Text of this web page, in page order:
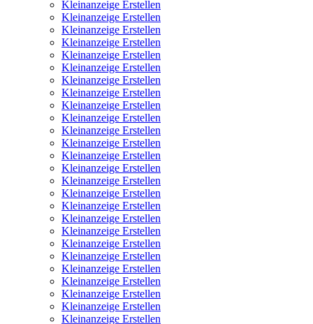
Kleinanzeige Erstellen
Kleinanzeige Erstellen
Kleinanzeige Erstellen
Kleinanzeige Erstellen
Kleinanzeige Erstellen
Kleinanzeige Erstellen
Kleinanzeige Erstellen
Kleinanzeige Erstellen
Kleinanzeige Erstellen
Kleinanzeige Erstellen
Kleinanzeige Erstellen
Kleinanzeige Erstellen
Kleinanzeige Erstellen
Kleinanzeige Erstellen
Kleinanzeige Erstellen
Kleinanzeige Erstellen
Kleinanzeige Erstellen
Kleinanzeige Erstellen
Kleinanzeige Erstellen
Kleinanzeige Erstellen
Kleinanzeige Erstellen
Kleinanzeige Erstellen
Kleinanzeige Erstellen
Kleinanzeige Erstellen
Kleinanzeige Erstellen
Kleinanzeige Erstellen